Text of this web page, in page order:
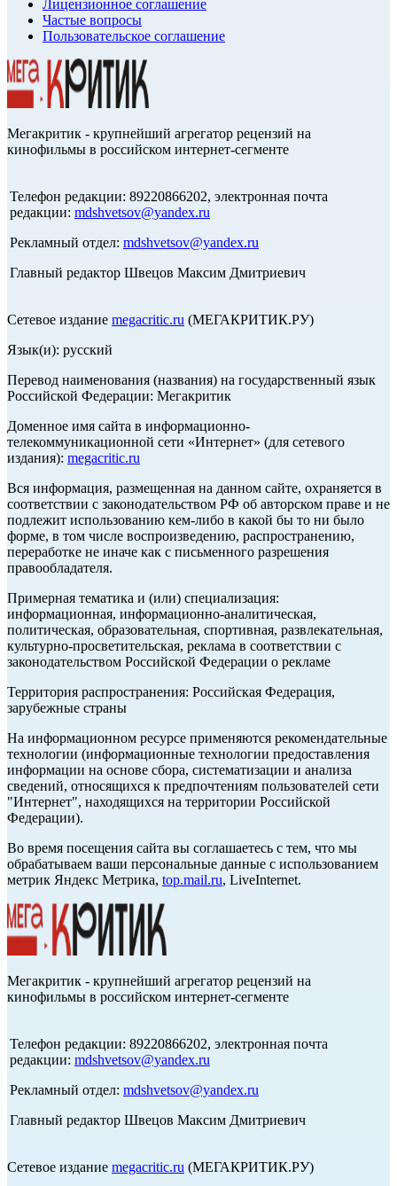
Лицензионное соглашение
Частые вопросы
Пользовательское соглашение
Мегакритик - крупнейший агрегатор рецензий на
кинофильмы в российском интернет-сегменте
Телефон редакции: 89220866202, электронная почта
редакции: mdshvetsov@yandex.ru
Рекламный отдел: mdshvetsov@yandex.ru
Главный редактор Швецов Максим Дмитриевич
Сетевое издание megacritic.ru (МЕГАКРИТИК.РУ)
Язык(и): русский
Перевод наименования (названия) на государственный язык
Российской Федерации: Мегакритик
Доменное имя сайта в информационно-
телекоммуникационной сети «Интернет» (для сетевого
издания): megacritic.ru
Вся информация, размещенная на данном сайте, охраняется в
соответствии с законодательством РФ об авторском праве и не
подлежит использованию кем-либо в какой бы то ни было
форме, в том числе воспроизведению, распространению,
переработке не иначе как с письменного разрешения
правообладателя.
Примерная тематика и (или) специализация:
информационная, информационно-аналитическая,
политическая, образовательная, спортивная, развлекательная,
культурно-просветительская, реклама в соответствии с
законодательством Российской Федерации о рекламе
Территория распространения: Российская Федерация,
зарубежные страны
На информационном ресурсе применяются рекомендательные
технологии (информационные технологии предоставления
информации на основе сбора, систематизации и анализа
сведений, относящихся к предпочтениям пользователей сети
"Интернет", находящихся на территории Российской
Федерации).
Во время посещения сайта вы соглашаетесь с тем, что мы
обрабатываем ваши персональные данные с использованием
метрик Яндекс Метрика, top.mail.ru, LiveInternet.
Мегакритик - крупнейший агрегатор рецензий на
кинофильмы в российском интернет-сегменте
Телефон редакции: 89220866202, электронная почта
редакции: mdshvetsov@yandex.ru
Рекламный отдел: mdshvetsov@yandex.ru
Главный редактор Швецов Максим Дмитриевич
Сетевое издание megacritic.ru (МЕГАКРИТИК.РУ)